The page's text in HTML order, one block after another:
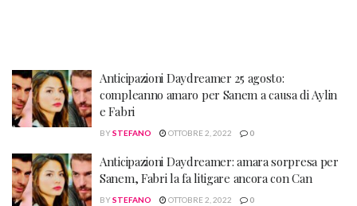
Anticipazioni Daydreamer 25 agosto:
compleanno amaro per Sanem a causa di Aylin
e Fabri
BYSTEFANO OTTOBRE 2, 2022 0
Anticipazioni Daydreamer: amara sorpresa per
Sanem, Fabri la fa litigare ancora con Can
BYSTEFANO OTTOBRE 2, 2022 0